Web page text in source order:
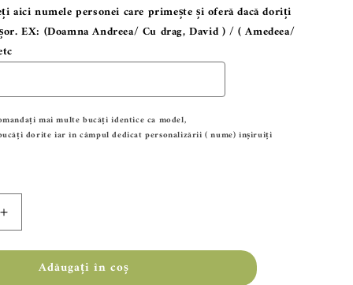
aici numele personei care primește și oferă dacă doriți
EX: (Doamna Andreea/ Cu drag, David ) / ( Amedeea/
mai multe bucăți identice ca model,
dorite iarîn câmpul dedicat personalizării ( nume) înșiruiți
Creșteți
cantitatea
pentruAdăugați în coș